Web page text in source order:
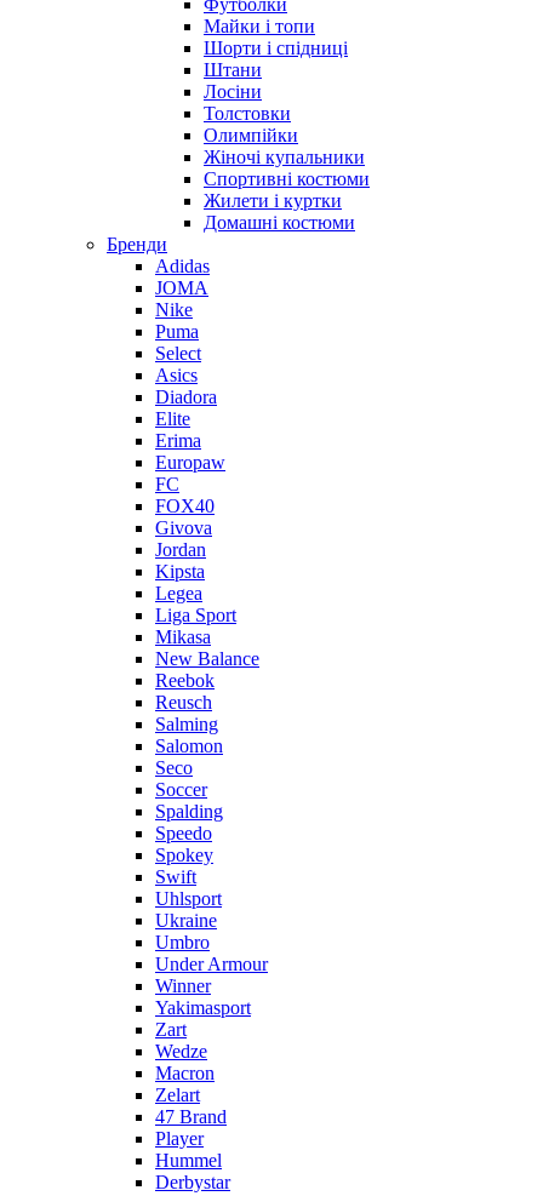
Футболки
Майки і топи
Шорти і спідниці
Штани
Лосіни
Толстовки
Олимпійки
Жіночі купальники
Спортивні костюми
Жилети і куртки
Домашні костюми
Бренди
Adidas
JOMA
Nike
Puma
Select
Asics
Diadora
Elite
Erima
Europaw
FC
FOX40
Givova
Jordan
Kipsta
Legea
Liga Sport
Mikasa
New Balance
Reebok
Reusch
Salming
Salomon
Seco
Soccer
Spalding
Speedo
Spokey
Swift
Uhlsport
Ukraine
Umbro
Under Armour
Winner
Yakimasport
Zart
Wedze
Macron
Zelart
47 Brand
Player
Hummel
Derbystar